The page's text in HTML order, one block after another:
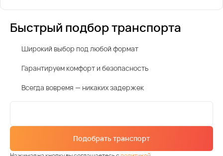
Быстрый подбор транспорта
Широкий выбор под любой формат
Гарантируем комфорт и безопасность
Всегда вовремя — никаких задержек
Подобрать транспорт